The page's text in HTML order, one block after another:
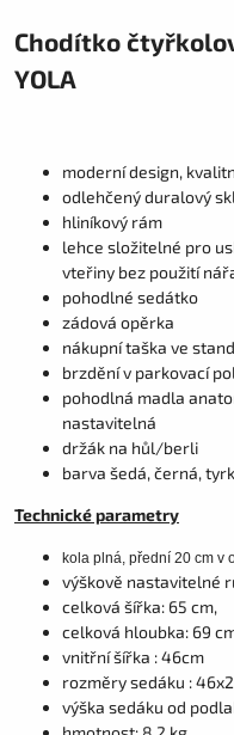
Chodítko
YOLA
moderní design,
odlehčený duralový
hliníkový rám
lehce složitelné pro
vteřiny bez použití
pohodlné sedátko
zádová opěrka
nákupní taška ve
brzdění v parkovací
pohodlná madla
nastavitelná
držák na hůl/berli
barva šedá, černá,
Technické parametry
kola plná, přední 20 cm v
výškově nastavitelné
celková šířka: 65 cm,
celková hloubka: 69
vnitřní šířka : 46cm
rozměry sedáku :
výška sedáku od